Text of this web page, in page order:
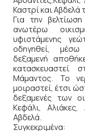
Καστρί και
Για την
ανωτέρω
υφιστάμενης
οδηγηθεί,
δεξαμενή
Μάμαντος. Το
μοιραστεί, έτσι
δεξαμενές των
Κεφάλι,
Αβδελά.
Συγκεκριμένα: